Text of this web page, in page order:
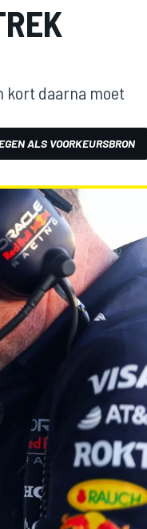
kort daarna moet
ALS VOORKEURSBRON